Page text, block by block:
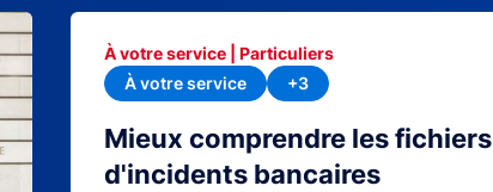
Mieux comprendre les fichiers
d'incidents bancaires
À votre service | Particuliers
À votre service
+3